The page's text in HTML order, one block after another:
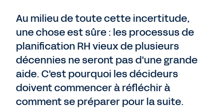
Au milieu de toute cette incertitude,
une chose est sûre : les processus de
planification RH vieux de plusieurs
décennies ne seront pas d'une grande
aide. C'est pourquoi les décideurs
doivent commencer à réfléchir à
comment se préparer pour la suite.